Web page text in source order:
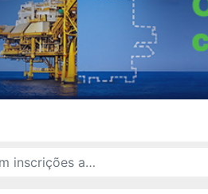
nomes da automação industrial no Brasil